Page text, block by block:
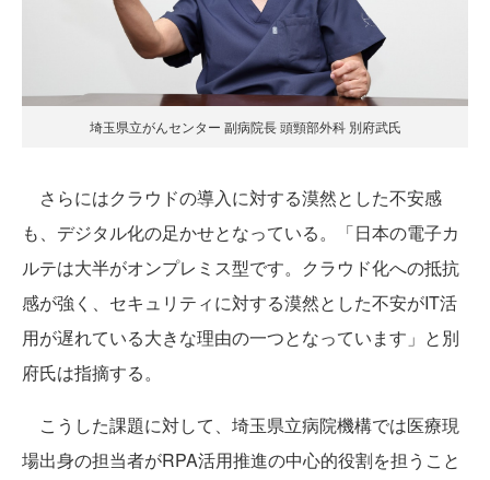
埼玉県立がんセンター 副病院長 頭頸部外科 別府武氏
さらにはクラウドの導入に対する漠然とした不安感
も、デジタル化の足かせとなっている。「日本の電子カ
ルテは大半がオンプレミス型です。クラウド化への抵抗
感が強く、セキュリティに対する漠然とした不安がIT活
用が遅れている大きな理由の一つとなっています」と別
府氏は指摘する。
こうした課題に対して、埼玉県立病院機構では医療現
場出身の担当者がRPA活用推進の中心的役割を担うこと